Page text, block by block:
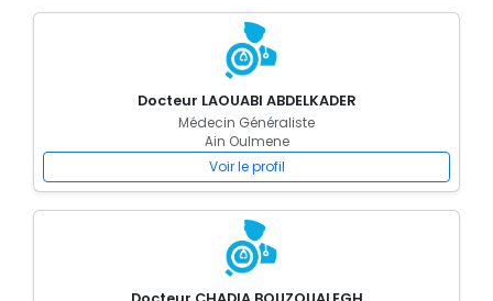
Docteur LAOUABI ABDELKADER
Médecin Généraliste
Ain Oulmene
Voir le profil